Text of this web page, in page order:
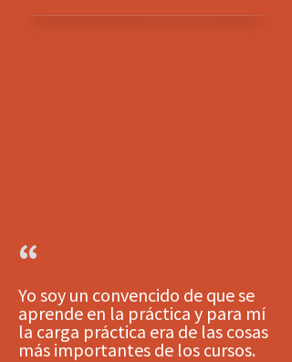
“
Yo soy un convencido de que se
aprende en la práctica y para mí
la carga práctica era de las cosas
más importantes de los cursos.